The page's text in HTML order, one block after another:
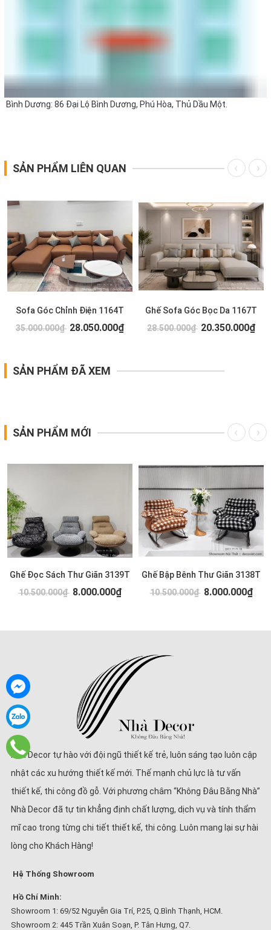
Bình Dương: 86 Đại Lộ Bình Dương, Phú Hòa, Thủ Dầu Một.
SẢN PHẨM LIÊN QUAN
Sofa Góc Chỉnh Điện 1164T
35.000.000₫ 28.050.000₫
Ghế Sofa Góc Bọc Da 1167T
28.500.000₫ 20.350.000₫
SẢN PHẨM ĐÃ XEM
SẢN PHẨM MỚI
Ghế Đọc Sách Thư Giãn 3139T
10.500.000₫ 8.000.000₫
Ghế Bập Bênh Thư Giãn 3138T
10.500.000₫ 8.000.000₫
Nhà Decor tự hào với đội ngũ thiết kế trẻ, luôn sáng tạo luôn cập
nhật các xu hướng thiết kế mới. Thế mạnh chủ lực là tư vấn
thiết kế, thi công đồ gỗ. Với phương châm “Không Đâu Bằng Nhà”
Nhà Decor đã tự tin khẳng định chất lượng, dịch vụ và tính thẩm
mĩ cao trong từng chi tiết thiết kế, thi công. Luôn mang lại sự hài
lòng cho Khách Hàng!
Hệ Thống Showroom
Hồ Chí Minh:
Showroom 1: 69/52 Nguyễn Gia Trí, P.25, Q.Bình Thạnh, HCM.
Showroom 2: 445 Trần Xuân Soạn, P. Tân Hưng, Q7.